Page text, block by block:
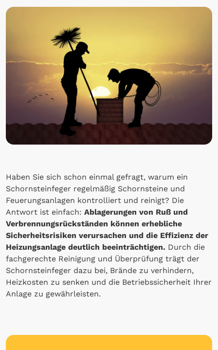
Haben Sie sich schon einmal gefragt, warum ein
Schornsteinfeger regelmäßig Schornsteine und
Feuerungsanlagen kontrolliert und reinigt? Die
Antwort ist einfach: Ablagerungen von Ruß und
Verbrennungsrückständen können erhebliche
Sicherheitsrisiken verursachen und die Effizienz der
Heizungsanlage deutlich beeinträchtigen. Durch die
fachgerechte Reinigung und Überprüfung trägt der
Schornsteinfeger dazu bei, Brände zu verhindern,
Heizkosten zu senken und die Betriebssicherheit Ihrer
Anlage zu gewährleisten.